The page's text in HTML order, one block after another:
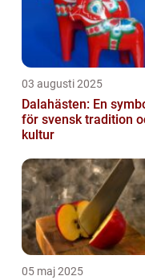
03 augusti 2025
Dalahästen: En
för svensk tradition
kultur
05 maj 2025